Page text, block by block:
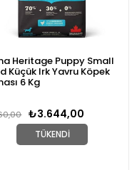
TÜKENDI
Heritage Puppy Small
Küçük Irk Yavru Köpek
6 Kg
₺3.644,00